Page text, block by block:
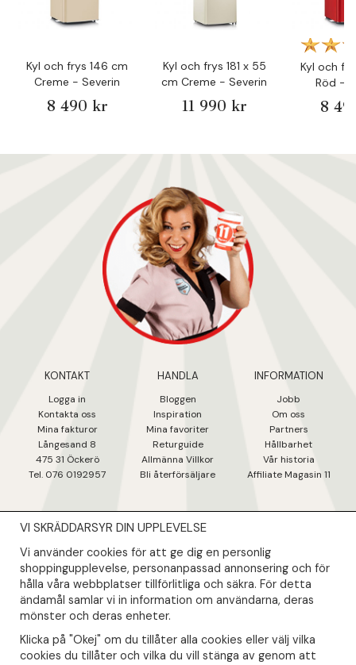
Kyl och frys 146 cm
Creme - Severin
8 490 kr
Kyl och frys 181 x 55
cm Creme - Severin
11 990 kr
Kyl och
Röd -
8
KONTAKT
Logga in
Kontakta oss
Mina fakturor
Långesand 8
475 31 Öckerö
Tel. 076 0192957
HANDLA
Bloggen
Inspiration
Mina favoriter
Returguide
Allmänna Villkor
Bli återförsäljare
INFORMATION
Jobb
Om oss
Partners
Hållbarhet
Vår historia
Affiliate Magasin 11
NYHETSBREV
Såklart skall du ta del av våra bästa erbjudanden & nyheter!
Din mail kommer endast användas till våra nyhetsbrev.
VI SKRÄDDARSYR DIN UPPLEVELSE
Vi använder cookies för att ge dig en personlig
shoppingupplevelse, personanpassad annonsering och för
hålla våra webbplatser tillförlitliga och säkra. För detta
ändamål samlar vi in information om användarna, deras
mönster och deras enheter.
Klicka på "Okej" om du tillåter alla cookies eller välj vilka
cookies du tillåter och vilka du vill stänga av genom att